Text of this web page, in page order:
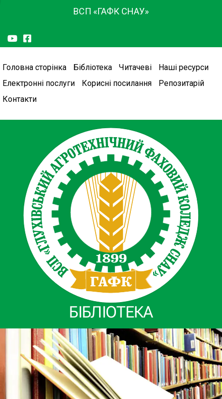
ВСП «ГАФК СНАУ»
Головна сторінка Бібліотека Читачеві
Наші ресурси
Електронні послуги
Корисні посилання
Репозитарій
Контакти
БІБЛІОТЕКА